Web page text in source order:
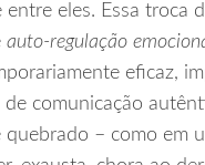
entre eles. Essa troca
auto‑regulação
eficaz,
de comunicação
quebrado – como em